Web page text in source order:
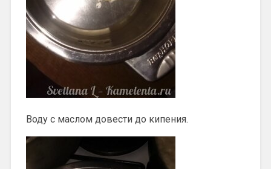
Воду с маслом довести до кипения.